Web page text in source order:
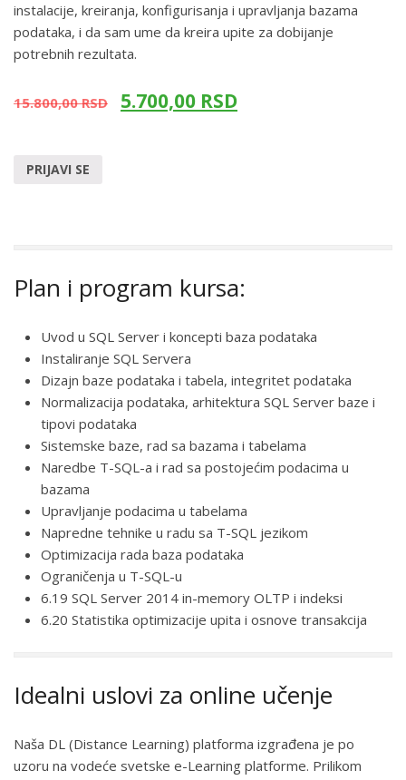
instalacije, kreiranja, konfigurisanja i upravljanja bazama
podataka, i da sam ume da kreira upite za dobijanje
potrebnih rezultata.
15.800,00RSD 5.700,00 RSD
PRIJAVI SE
Plan i program kursa:
Uvod u SQL Server i koncepti baza podataka
Instaliranje SQL Servera
Dizajn baze podataka i tabela, integritet podataka
Normalizacija podataka, arhitektura SQL Server baze i
tipovi podataka
Sistemske baze, rad sa bazama i tabelama
Naredbe T-SQL-a i rad sa postojećim podacima u
bazama
Upravljanje podacima u tabelama
Napredne tehnike u radu sa T-SQL jezikom
Optimizacija rada baza podataka
Ograničenja u T-SQL-u
6.19 SQL Server 2014 in-memory OLTP i indeksi
6.20 Statistika optimizacije upita i osnove transakcija
Idealni uslovi za online učenje
Naša DL (Distance Learning) platforma izgrađena je po
uzoru na vodeće svetske e-Learning platforme. Prilikom